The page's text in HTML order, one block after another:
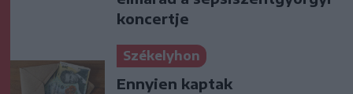
koncertje
Székelyhon
Ennyien kaptak